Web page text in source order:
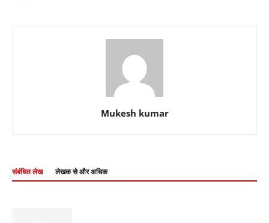
Mukesh kumar
संबंधित लेख लेखक से और अधिक